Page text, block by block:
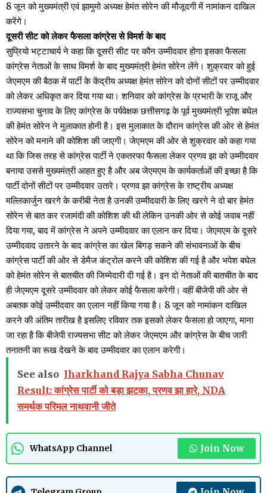
8 जून को मुख्यमंत्री एवं झामुमो अध्यक्ष हेमंत सोरेन की मौजूदगी में नामांकन दाखिल
करेंगे।
दूसरी सीट को लेकर फैसला कांग्रेस से विमर्श के बाद
सुप्रियो भट्टाचार्य ने कहा कि दूसरी सीट पर कौन उम्मीदवार होगा इसका फैसला
कांग्रेस नेताओं के साथ विमर्श के बाद मुख्यमंत्री हेमंत सोरेन लेंगे। शुक्रवार को हुई
जेएमएम की बैठक में पार्टी के केंद्रीय अध्यक्ष हेमंत सोरेन को दोनों सीटों पर उम्मीदवार
को लेकर अधिकृत कर दिया गया था। शनिवार को कांग्रेस के प्रभारी के राजू और
राज्यसभा चुनाव के लिए कांग्रेस के पर्यवेक्षक छत्तीसगढ़ के पूर्व मुख्यमंत्री भूपेश बघेल
की हेमंत सोरेन ने मुलाकात होनी है। इस मुलाकात के दौरान कांग्रेस की ओर से हेमंत
सोरेन को मनाने की कोशिश की जाएगी। जेएमएम की ओर से शुक्रवार को कहा गया
था कि जिस तरह से कांग्रेस पार्टी ने एकतरफा फैसला लेकर प्रणव झा को उम्मीदवार
बनाया उससे मुख्यमंत्री आहत हुए है और अब जेएमएम के कार्यकर्ताओं की इच्छा है कि
पार्टी दोनों सीटों पर उम्मीदवार उतारे। प्रणव झा कांग्रेस के राष्ट्रीय अध्यक्ष
मल्लिकार्जुन खरगे के करीबी नेता है उनकी उम्मीदवारी के लिए खरगे ने दो बार हेमंत
सोरेन से बात कर रजामंदी की कोशिश की थी लेकिन उनकी ओर से कोई जवाब नहीं
दिया गया, बाद में कांग्रेस ने अपने उम्मीदवार का एलान कर दिया। जेएमएम के दूसरे
उम्मीदवाद उतारने के बाद कांग्रेस का खेल बिगड़ सकने की संभावनाओं के बीच
कांग्रेस पार्टी की ओर से डेमैज कंट्रोल करने की कोशिश की गई है और भपेश बघेल
को हेमंत सोरेन से बातचीत की जिम्मेदारी दी गई है। इन दो नेताओं की बातचीत के बाद
ही जेएमएम दूसरे उम्मीदवार को लेकर कोई फैसला करेगी। वहीं बीजेपी की ओर से
अबतक कोई उम्मीदवार का एलान नहीं किया गया है। 8 जून को नामांकन दाखिल
करने की अंतिम तारीख है इसलिए रविवार तक इसको लेकर फैसला हो जाएगा, माना
जा रहा है कि बीजेपी राज्यसभा सीट को लेकर जेएमएम और कांग्रेस के बीच जारी
तनातनी का रूख देखने के बाद उम्मीदवार का एलान करेगी।
See also Jharkhand Rajya Sabha Chunav
Result: कांग्रेस पार्टी को बड़ा झटका, प्रणव झा हारे, NDA
समर्थक परिमल नाथवानी जीते
WhatsApp Channel Join Now